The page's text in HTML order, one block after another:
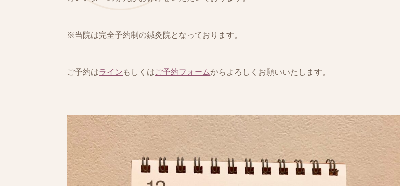
※当院は完全予約制の鍼灸院となっております。
ご予約はライン もしくはご予約フォームからよろしくお願いいたします。